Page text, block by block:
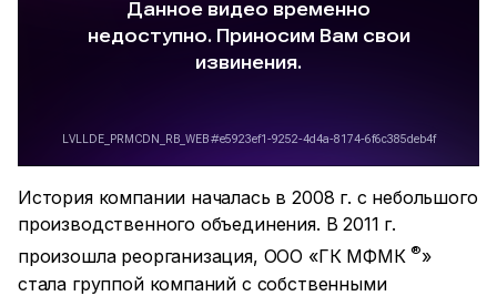
История компании началась в 2008 г. с небольшого
производственного объединения. В 2011 г.
произошла реорганизация, ООО «ГК МФМК®»
стала группой компаний с собственными